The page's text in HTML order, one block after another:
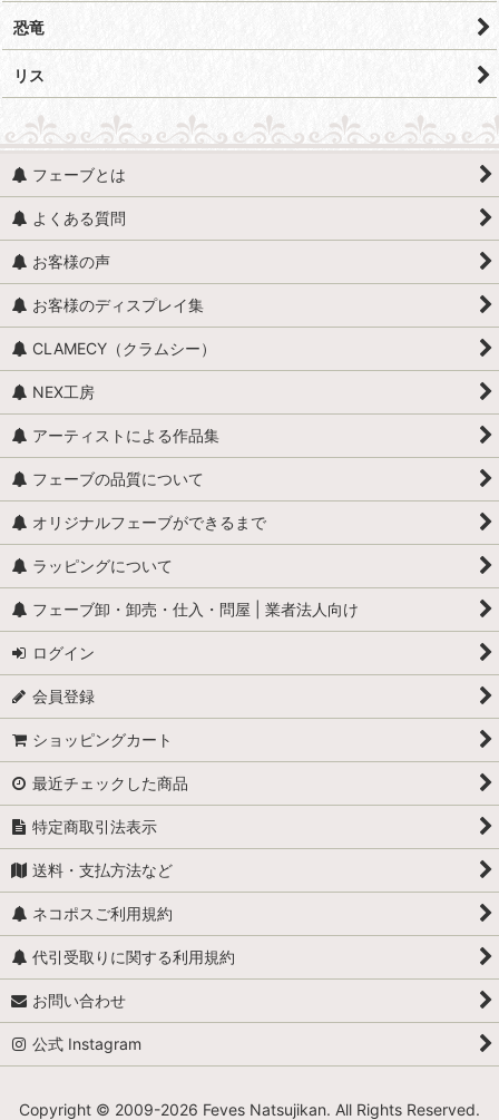
恐竜
リス
フェーブとは
よくある質問
お客様の声
お客様のディスプレイ集
CLAMECY（クラムシー）
NEX工房
アーティストによる作品集
フェーブの品質について
オリジナルフェーブができるまで
ラッピングについて
フェーブ卸・卸売・仕入・問屋 | 業者法人向け
ログイン
会員登録
ショッピングカート
最近チェックした商品
特定商取引法表示
送料・支払方法など
ネコポスご利用規約
代引受取りに関する利用規約
お問い合わせ
公式 Instagram
Copyright © 2009-2026 Feves Natsujikan. All Rights Reserved.